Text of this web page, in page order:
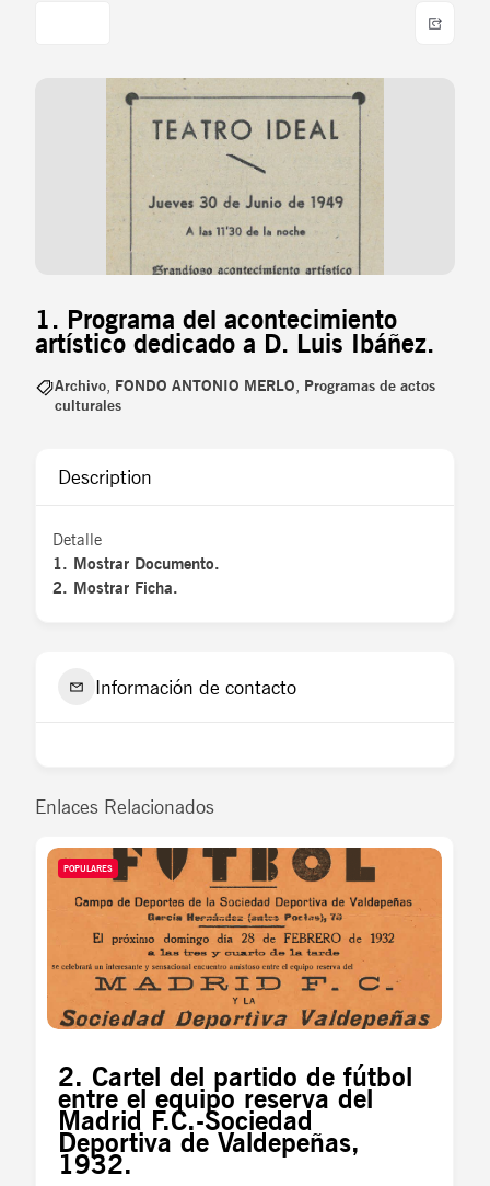
1. Programa del acontecimiento
artístico dedicado a D. Luis Ibáñez.
Archivo FONDO ANTONIO MERLO
Programas de actos
culturales
Description
Detalle
1. Mostrar Documento.
2. Mostrar Ficha.
Información de contacto
Enlaces Relacionados
POPULARES
2. Cartel del partido de fútbol
entre el equipo reserva del
Madrid F.C.-Sociedad
Deportiva de Valdepeñas,
1932.